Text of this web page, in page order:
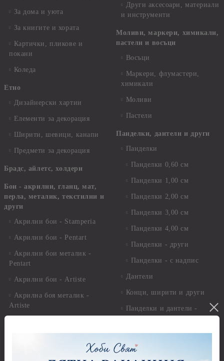
За дома и уюта
За книгите и хората
Картички, пликове и
покани
Коледа
Етно
Дизайнерски хартии
Елементи за декорация
Ширити, шевици, канапи
Предмети за декорация
Брадс, айлетс, холдери
Бои - акрилни, гланц, мат,
перла, металик, текстилни и
други
Акрилни бои - Stamperia
Акрилни бои - Pentart
Акрилни бои металик -
Pentart
Акрилни бои - Artiste
Акрилна боя металик -
Artiste
Други аксесоари, материали
и инструменти
Моливи, маркери, химикали,
пастели и восъци
Восъци
Маркери, флумастери,
химикали
Моливи
Пастели
Панделки, дантели и други
Панделки
Панделки 0,60 см
Панделки 1,00 см
Панделки 2,00 см
Панделки 3,00 см
Панделки 4,00 см
Панделки - други
Панделки - с надпис
Дантели
Конци, ширити и други
Панделки и дантели -
Панделки и дантели -
Зимни и Коледни мотиви